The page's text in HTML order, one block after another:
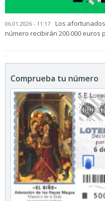
06.01.2026 - 11:17
Los
número recibirán 200.000 euros
Comprueba tu número